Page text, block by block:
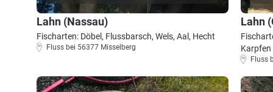
Lahn (Nassau)
Fischarten: Döbel, Flussbarsch, Wels, Aal, Hecht
Fluss bei 56377 Misselberg
Lahn
Karpfen
Fluss